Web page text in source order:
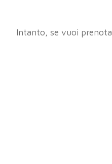
Intanto, se vuoi